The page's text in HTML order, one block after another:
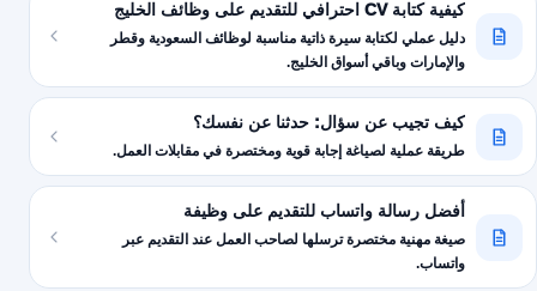
كيفية كتابة CV احترافي للتقديم على وظائف الخليج
دليل عملي لكتابة سيرة ذاتية مناسبة لوظائف السعودية وقطر
والإمارات وباقي أسواق الخليج.
كيف تجيب عن سؤال: حدثنا عن نفسك؟
طريقة عملية لصياغة إجابة قوية ومختصرة في مقابلات العمل.
أفضل رسالة واتساب للتقديم على وظيفة
صيغة مهنية مختصرة ترسلها لصاحب العمل عند التقديم عبر
واتساب.